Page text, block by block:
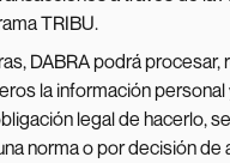
TRIBU.
DABRA podrá procesar,
la información personal
legal de hacerlo,
norma o por decisión de